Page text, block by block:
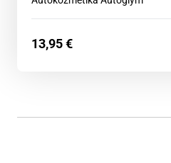
13,95€